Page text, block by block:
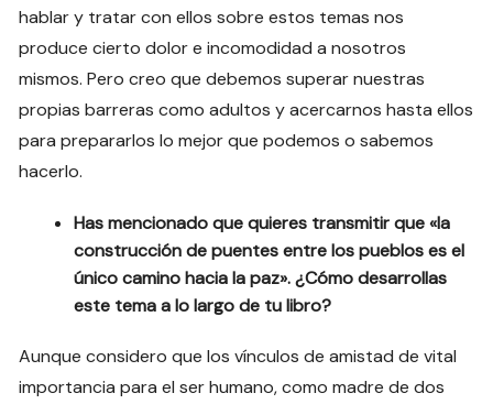
hablar y tratar con ellos sobre estos temas nos
produce cierto dolor e incomodidad a nosotros
mismos. Pero creo que debemos superar nuestras
propias barreras como adultos y acercarnos hasta ellos
para prepararlos lo mejor que podemos o sabemos
hacerlo.
Has mencionado que quieres transmitir que «la
construcción de puentes entre los pueblos es el
único camino hacia la paz». ¿Cómo desarrollas
este tema a lo largo de tu libro?
Aunque considero que los vínculos de amistad de vital
importancia para el ser humano, como madre de dos